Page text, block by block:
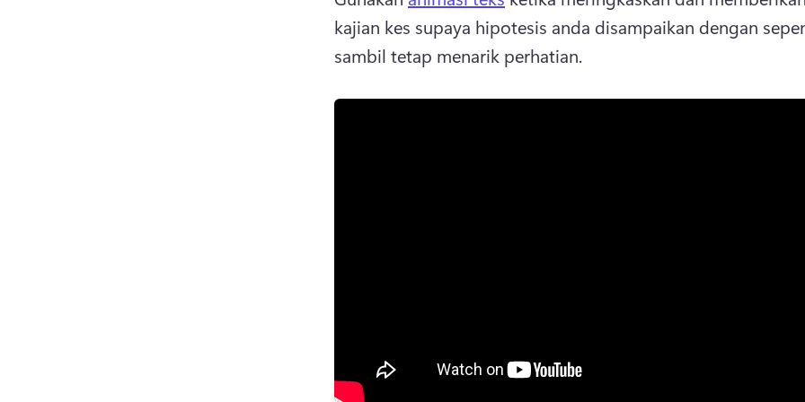
kajian kes supaya hipotesis anda disampaikan dengan
sambil tetap menarik perhatian.